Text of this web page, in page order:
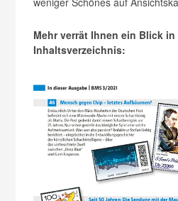
Mehr verrät Ihnen ein Blick
Inhaltsverzeichnis: